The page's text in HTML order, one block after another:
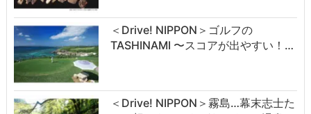
＜Drive! NIPPON＞ゴルフの
TASHINAMI 〜スコアが出やすい！…
＜Drive! NIPPON＞霧島…幕末志士た